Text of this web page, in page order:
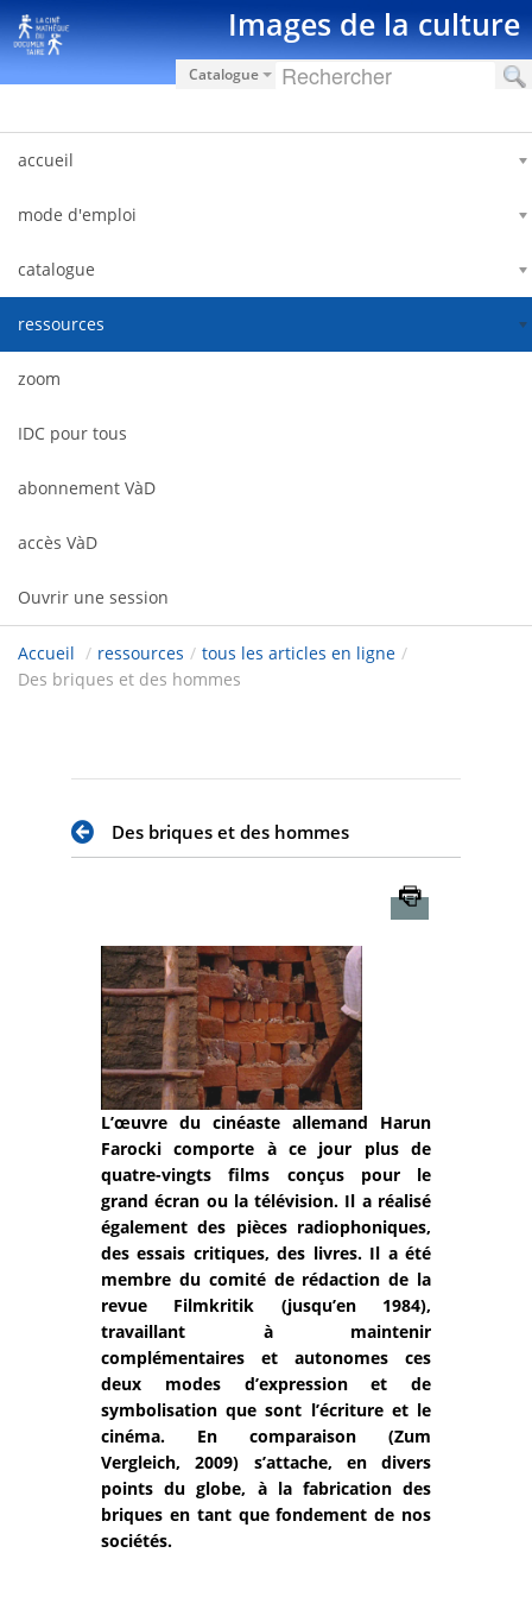
Saut au contenu Images de la culture
Catalogue
accueil
mode d'emploi
catalogue
ressources
zoom
IDC pour tous
abonnement VàD
accès VàD
Ouvrir une session
Accueil / ressources / tous les articles en ligne /
Des briques et des hommes
Des briques et des hommes
L’œuvre du cinéaste allemand Harun
Farocki comporte à ce jour plus de
quatre-vingts films conçus pour le
grand écran ou la télévision. Il a réalisé
également des pièces radiophoniques,
des essais critiques, des livres. Il a été
membre du comité de rédaction de la
revue Filmkritik (jusqu’en 1984),
travaillant à maintenir
complémentaires et autonomes ces
deux modes d’expression et de
symbolisation que sont l’écriture et le
cinéma. En comparaison (Zum
Vergleich, 2009) s’attache, en divers
points du globe, à la fabrication des
briques en tant que fondement de nos
sociétés.